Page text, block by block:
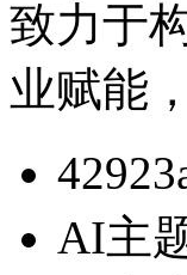
致力于构
业赋能
AI主